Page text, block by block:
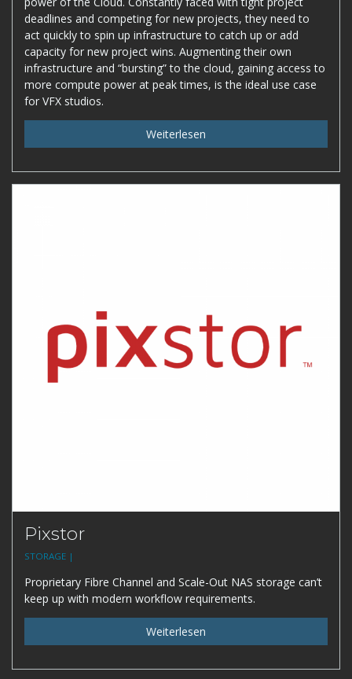
deadlines and competing for new projects, they need to
act quickly to spin up infrastructure to catch up or add
capacity for new project wins. Augmenting their own
infrastructure and “bursting” to the cloud, gaining access to
more compute power at peak times, is the ideal use case
for VFX studios.
Weiterlesen
Pixstor
STORAGE |
Proprietary Fibre Channel and Scale-Out NAS storage can’t
keep up with modern workflow requirements.
Weiterlesen